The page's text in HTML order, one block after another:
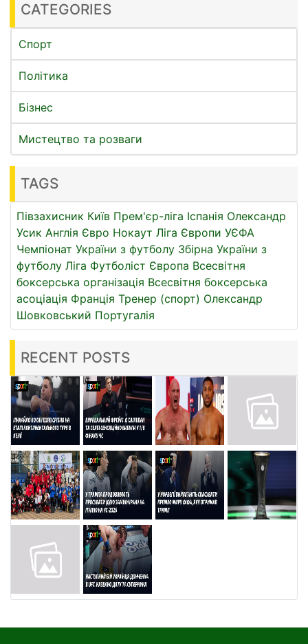
CATEGORIES
Спорт
Політика
Бізнес
Мистецтво та розваги
TAGS
Півзахисник Київ Прем'єр-ліга Іспанія Олександр
Усик Англія Євро Нокаут Ліга Європи УЄФА
Чемпіонат України з футболу Збірна України з
футболу Ліга Футболіст Європа Всесвітня
боксерська організація Всесвітня боксерська
асоціація Франція Тренер (спорт) Олександр
Шовковський Португалія
RECENT POSTS